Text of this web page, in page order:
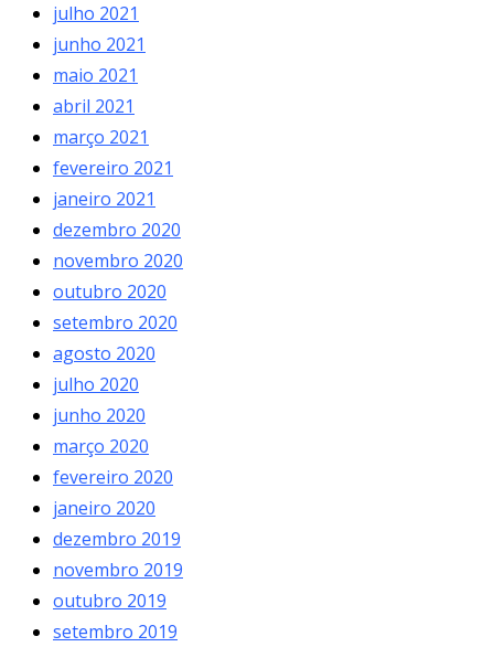
julho 2021
junho 2021
maio 2021
abril 2021
março 2021
fevereiro 2021
janeiro 2021
dezembro 2020
novembro 2020
outubro 2020
setembro 2020
agosto 2020
julho 2020
junho 2020
março 2020
fevereiro 2020
janeiro 2020
dezembro 2019
novembro 2019
outubro 2019
setembro 2019